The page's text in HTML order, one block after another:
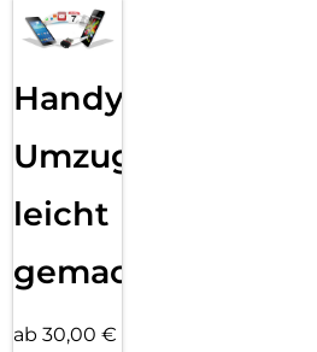
Handy
Umzug
leicht
gemacht!
ab 30,00 €